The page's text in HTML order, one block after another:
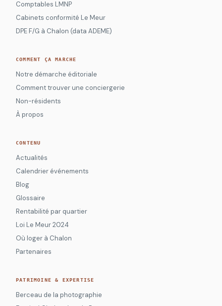
Comptables LMNP
Cabinets conformité Le Meur
DPE F/G à Chalon (data ADEME)
COMMENT ÇA MARCHE
Notre démarche éditoriale
Comment trouver une conciergerie
Non-résidents
À propos
CONTENU
Actualités
Calendrier événements
Blog
Glossaire
Rentabilité par quartier
Loi Le Meur 2024
Où loger à Chalon
Partenaires
PATRIMOINE & EXPERTISE
Berceau de la photographie